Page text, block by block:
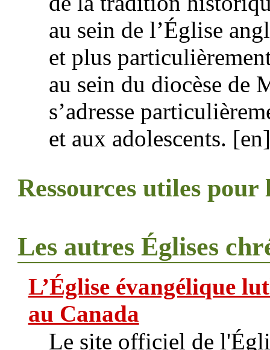
au sein de l’Église
et plus
au sein du diocèse de
s’adresse
et aux adolescents.
Ressources utiles pour
Les autres Églises
L’Église évangélique
au Canada
Le site officiel de